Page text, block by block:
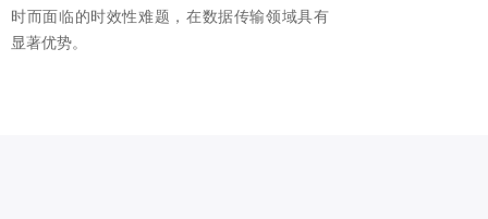
时而面临的时效性难题，在数据传输领域具有
显著优势。